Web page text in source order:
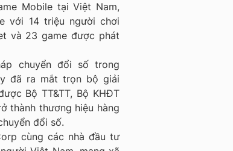
Mobile tại Việt Nam,
với 14 triệu người chơi
và 23 game được phát
chuyển đổi số trong
đã ra mắt trọn bộ giải
Bộ TT&TT, Bộ KHĐT
thành thương hiệu hàng
đổi số.
cùng các nhà đầu tư